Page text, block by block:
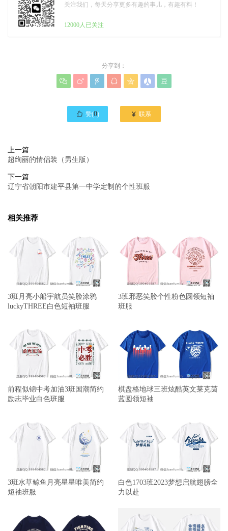
关注我们，每天分享更多有趣的事儿，有趣有料！
12000人已关注
分享到：
      
 赞(0)  联系
上一篇
超绚丽的情侣装（男生版）
下一篇
辽宁省朝阳市建平县第一中学定制的个性班服
相关推荐
3班月亮小船宇航员笑脸涂鸦
luckyTHREE白色短袖班服
3班邪恶笑脸个性粉色圆领短袖
班服
前程似锦中考加油3班国潮简约
励志毕业白色班服
棋盘格地球三班炫酷英文莱克茵
蓝圆领短袖
3班水草鲸鱼月亮星星唯美简约
短袖班服
白色1703班2023梦想启航翅膀全
力以赴